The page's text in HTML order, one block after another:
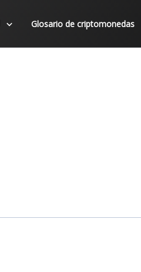
Glosario de criptomonedas